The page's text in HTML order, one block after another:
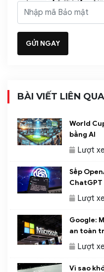
BÀI VIẾT LIÊN
World
bằng AI
Lượt
Sếp
ChatGPT
Lượt
Google:
an toàn
Lượt
Vì sao